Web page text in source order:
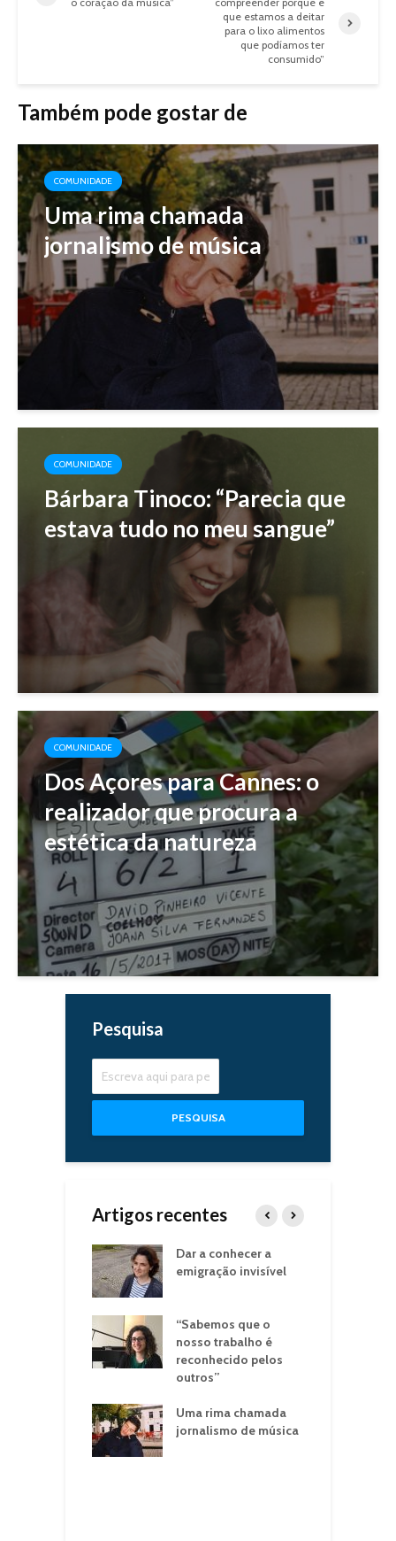
que estamos a deitar
para o lixo alimentos
que podíamos ter
consumido”
Também pode gostar de
COMUNIDADE
Uma rima chamada
jornalismo de música
COMUNIDADE
Bárbara Tinoco: “Parecia que
estava tudo no meu sangue”
COMUNIDADE
Dos Açores para Cannes: o
realizador que procura a
estética da natureza
Pesquisa
PESQUISA
Artigos recentes
Dar a conhecer a
emigração invisível
“Sabemos que o
nosso trabalho é
reconhecido pelos
outros”
Uma rima chamada
jornalismo de música